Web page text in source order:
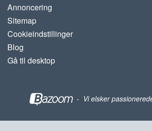
Annoncering
Sitemap
Cookieindstillinger
Blog
Gå til desktop
- Vi elsker